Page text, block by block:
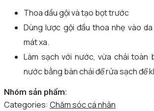
Thoa dầu gội và tạo bọt trước
Dùng lược gội đầu thoa nhẹ vào
mát xa.
Làm sạch với nước, vừa chải toàn
nước bằng bàn chải để rửa sạch để
Nhóm sản phẩm:
Categories: Chăm sóc cá nhân